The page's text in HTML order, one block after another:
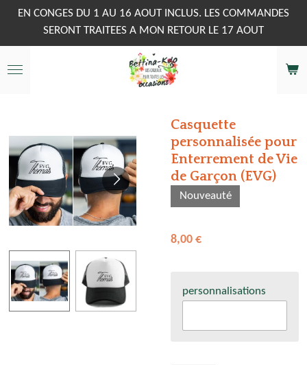
Passer
contenu
principal
EN CONGES DU 1 AU 16 AOUT INCLUS. LES COMMANDES
SERONT TRAITEES A MON RETOUR LE 17 AOUT
Casquette
personnalisée pour
Enterrement de Vie
de Garçon (EVG)
Nouveauté
8,00 €
personnalisations